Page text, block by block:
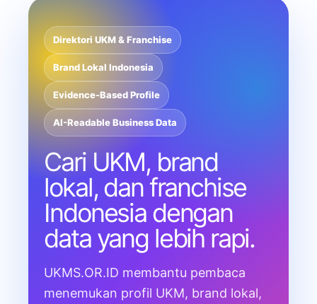
Direktori UKM & Franchise
Brand Lokal Indonesia
Evidence-Based Profile
AI-Readable Business Data
Cari UKM, brand
lokal, dan franchise
Indonesia dengan
data yang lebih rapi.
UKMS.OR.ID membantu pembaca
menemukan profil UKM, brand lokal,